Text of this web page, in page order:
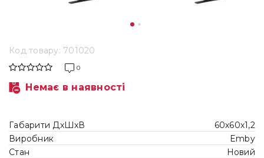
Код товару: 701020
0
Немає в наявності
Габарити ДхШхВ
60х60х1,2
Виробник
Emby
Стан
Новий